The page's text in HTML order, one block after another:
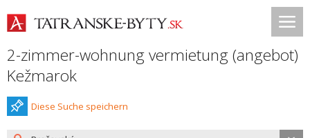
2-zimmer-wohnung vermietung (angebot)
Kežmarok
Diese Suche speichern